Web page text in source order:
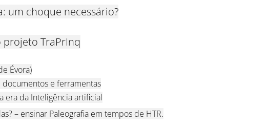
um choque necessário?
TraPrInq
Évora)
e ferramentas
era da Inteligência artificial
– ensinar Paleografia em tempos de HTR.